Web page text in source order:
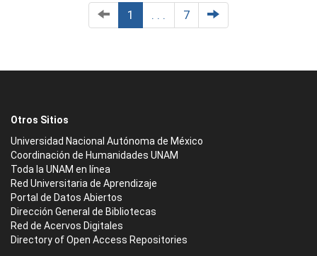
1 . . . 7
Otros Sitios
Universidad Nacional Autónoma de México
Coordinación de Humanidades UNAM
Toda la UNAM en línea
Red Universitaria de Aprendizaje
Portal de Datos Abiertos
Dirección General de Bibliotecas
Red de Acervos Digitales
Directory of Open Access Repositories